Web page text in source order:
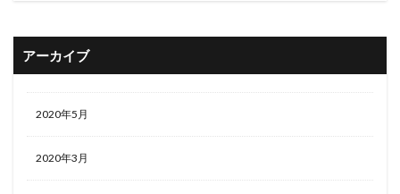
アーカイブ
2020年5月
2020年3月